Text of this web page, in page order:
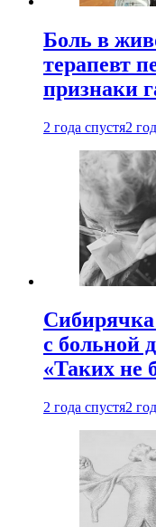
Боль в
терапевт
признаки
2 года спустя2
Сибирячка
с больной
«Таких не
2 года спустя2